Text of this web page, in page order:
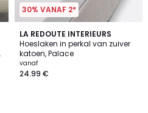
30% VANAF 2*
LA REDOUTE INTERIEURS
Hoeslaken in perkal van zuiver
katoen, Palace
vanaf
24.99 €
4.4
/ 5